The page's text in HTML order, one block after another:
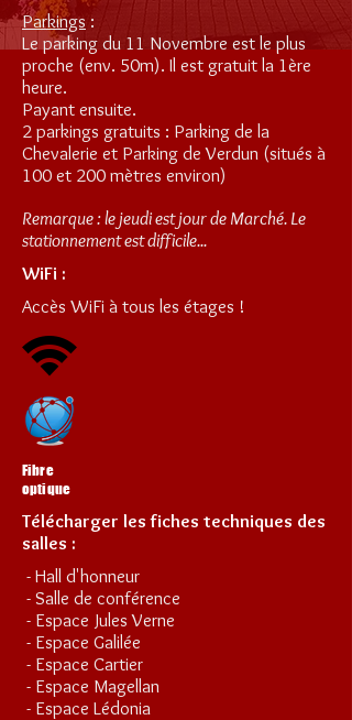
Parkings :
Le parking du 11 Novembre est le plus
proche (env. 50m). Il est gratuit la 1ère
heure.
Payant ensuite.
2 parkings gratuits : Parking de la
Chevalerie et Parking de Verdun (situés à
100 et 200 mètres environ)
Remarque : le jeudi est jour de Marché. Le
stationnement est difficile...
WiFi :
Accès WiFi à tous les étages !
Fibre
optique
Télécharger les fiches techniques des
salles :
- Hall d'honneur
- Salle de conférence
- Espace Jules Verne
- Espace Galilée
- Espace Cartier
- Espace Magellan
- Espace Lédonia